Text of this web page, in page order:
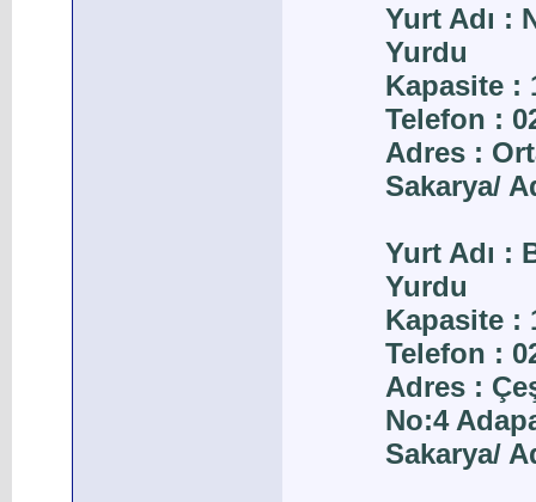
Yurt Adı :
Yurdu
Kapasite :
Telefon :
Adres :
Sakarya/
Yurt Adı :
Yurdu
Kapasite :
Telefon :
Adres :
No:4
Sakarya/